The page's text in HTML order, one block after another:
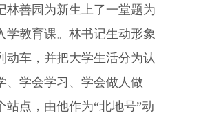
善园为新生上了一堂题为
学教育课。林书记生动形象
动车，并把大学生活分为认
、学会学习、学会做人做
站点，由他作为“北地号”动